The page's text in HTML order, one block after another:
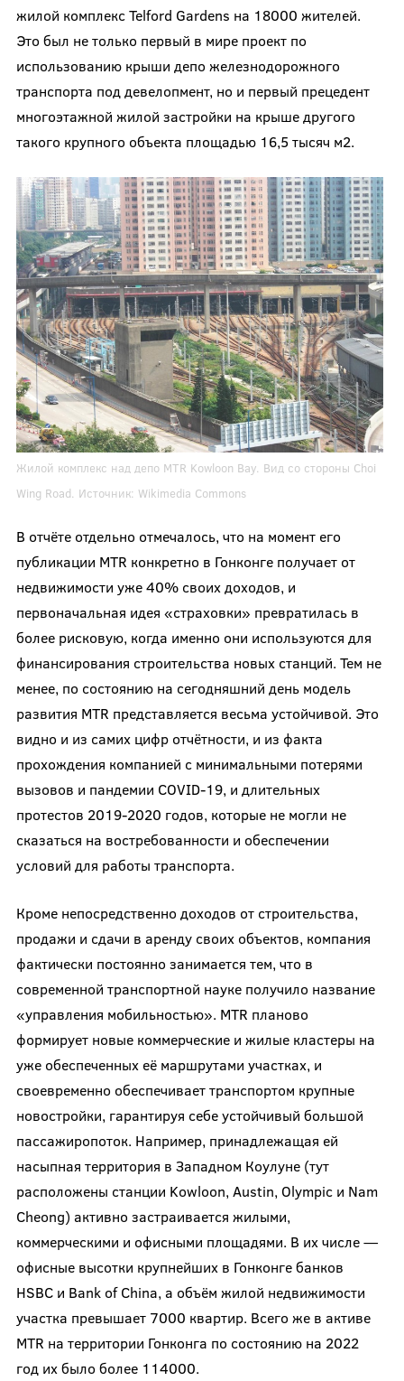
жилой комплекс Telford Gardens на 18000 жителей.
Это был не только первый в мире проект по
использованию крыши депо железнодорожного
транспорта под девелопмент, но и первый прецедент
многоэтажной жилой застройки на крыше другого
такого крупного объекта площадью 16,5 тысяч м2.
Жилой комплекс над депо MTR Kowloon Bay. Вид со стороны Choi
Wing Road. Источник: Wikimedia Commons
В отчёте отдельно отмечалось, что на момент его
публикации MTR конкретно в Гонконге получает от
недвижимости уже 40% своих доходов, и
первоначальная идея «страховки» превратилась в
более рисковую, когда именно они используются для
финансирования строительства новых станций. Тем не
менее, по состоянию на сегодняшний день модель
развития MTR представляется весьма устойчивой. Это
видно и из самих цифр отчётности, и из факта
прохождения компанией с минимальными потерями
вызовов и пандемии COVID-19, и длительных
протестов 2019-2020 годов, которые не могли не
сказаться на востребованности и обеспечении
условий для работы транспорта.
Кроме непосредственно доходов от строительства,
продажи и сдачи в аренду своих объектов, компания
фактически постоянно занимается тем, что в
современной транспортной науке получило название
«управления мобильностью». MTR планово
формирует новые коммерческие и жилые кластеры на
уже обеспеченных её маршрутами участках, и
своевременно обеспечивает транспортом крупные
новостройки, гарантируя себе устойчивый большой
пассажиропоток. Например, принадлежащая ей
насыпная территория в Западном Коулуне (тут
расположены станции Kowloon, Austin, Olympic и Nam
Cheong) активно застраивается жилыми,
коммерческими и офисными площадями. В их числе —
офисные высотки крупнейших в Гонконге банков
HSBC и Bank of China, а объём жилой недвижимости
участка превышает 7000 квартир. Всего же в активе
MTR на территории Гонконга по состоянию на 2022
год их было более 114000.